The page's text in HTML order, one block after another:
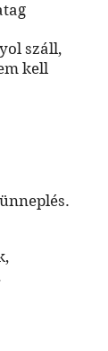
száll,
kell